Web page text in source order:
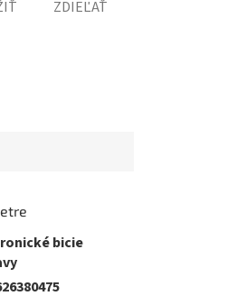
ZDIEĽAŤ
bicie